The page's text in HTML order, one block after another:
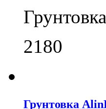
2180
Грунтовка